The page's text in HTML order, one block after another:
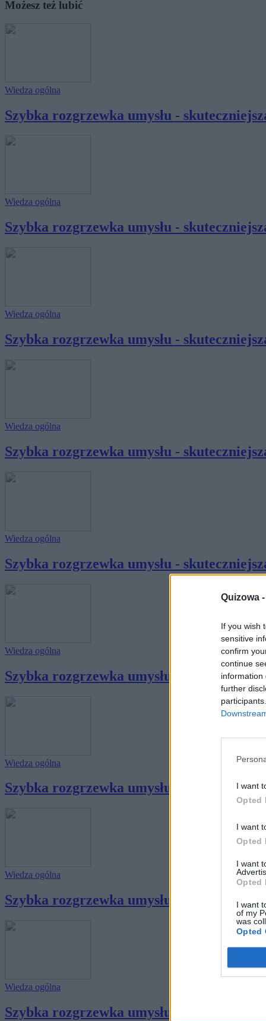
Quizowa -
If you wish
sensitive
confirm
continue
information
further
I want
Opted
I want
Opted
I want
Opted
I want
of my
was
Opted
Możesz też lubić
Wiedza ogólna
Szybka rozgrzewka umysłu -
Wiedza ogólna
Szybka rozgrzewka umysłu -
Wiedza ogólna
Szybka rozgrzewka umysłu -
Wiedza ogólna
Szybka rozgrzewka umysłu -
Wiedza ogólna
Szybka rozgrzewka umysłu -
Wiedza ogólna
Szybka rozgrzewka umysłu -
Wiedza ogólna
Szybka rozgrzewka umysłu -
Wiedza ogólna
Szybka rozgrzewka umysłu -
Wiedza ogólna
Szybka rozgrzewka umysłu -